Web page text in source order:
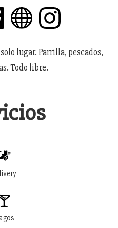
lugar. Parrilla, pescados,
Todo libre.